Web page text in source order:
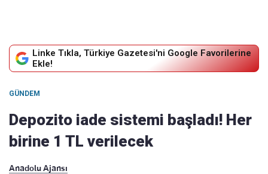
Linke Tıkla, Türkiye Gazetesi'ni Google Favorilerine
Ekle!
GÜNDEM
Depozito iade sistemi başladı! Her
birine 1 TL verilecek
Anadolu Ajansı